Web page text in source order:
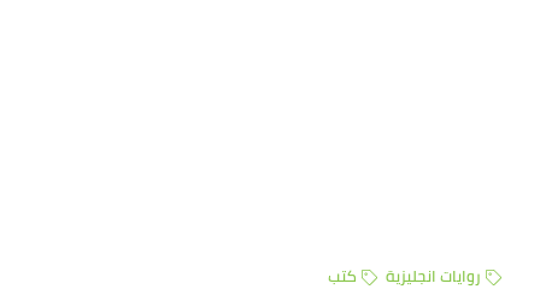
روايات انجليزية كتب